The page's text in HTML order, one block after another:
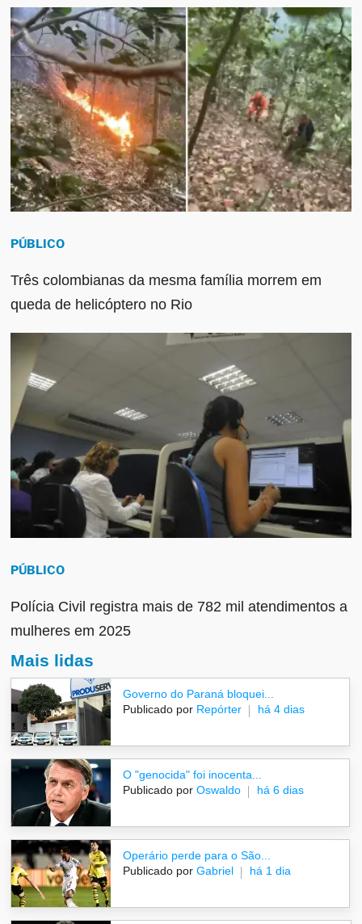
PÚBLICO
Três colombianas da mesma família morrem em
queda de helicóptero no Rio
PÚBLICO
Polícia Civil registra mais de 782 mil atendimentos a
mulheres em 2025
Mais lidas
Governo do Paraná bloquei...
Publicado por Repórter há 4 dias
O "genocida" foi inocenta...
Publicado por Oswaldo há 6 dias
Operário perde para o São...
Publicado por Gabriel há 1 dia